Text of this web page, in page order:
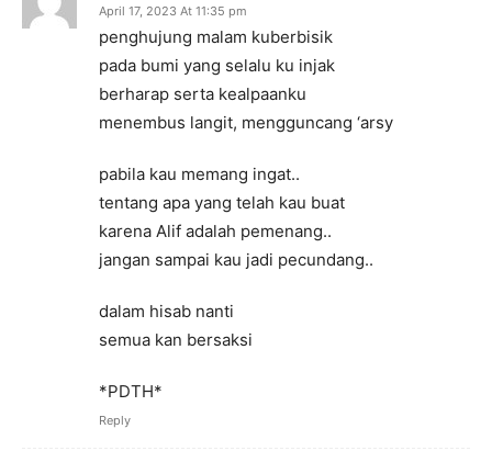
April 17, 2023 At 11:35 pm
penghujung malam kuberbisik
pada bumi yang selalu ku injak
berharap serta kealpaanku
menembus langit, mengguncang ‘arsy
pabila kau memang ingat..
tentang apa yang telah kau buat
karena Alif adalah pemenang..
jangan sampai kau jadi pecundang..
dalam hisab nanti
semua kan bersaksi
*PDTH*
Reply